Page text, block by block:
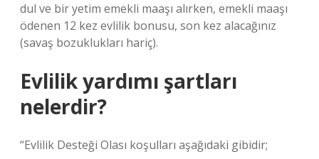
dul ve bir yetim emekli maaşı alırken, emekli maaşı
ödenen 12 kez evlilik bonusu, son kez alacağınız
(savaş bozuklukları hariç).
Evlilik yardımı şartları
nelerdir?
“Evlilik Desteği Olası koşulları aşağıdaki gibidir;